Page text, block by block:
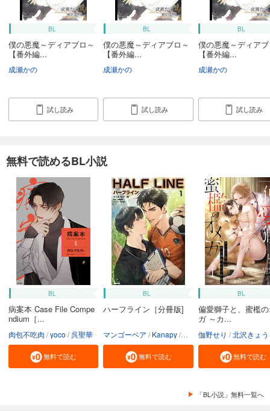
BL
僕の悪魔～ディアブロ～
【番外編...
成瀬かの
試し読み
BL
僕の悪魔～ディアブロ～
【番外編...
成瀬かの
試し読み
BL
僕の悪魔～ディア
【番外編...
成瀬かの
試し読み
無料で読めるBL小説
BL
病案本 Case File Compe
ndium［...
肉包不吃肉 yoco 呉聖華
無料で読む
BL
ハーフライン［分冊版]
マンゴーベア Kanapy 加藤智子
無料で読む
BL
偏愛獅子と、蜜檻
ガ ～カ...
伽野せり 北沢きょう
無料で読む
「BL小説」無料一覧へ